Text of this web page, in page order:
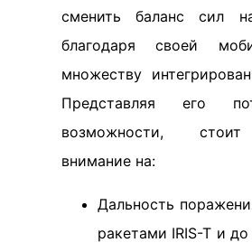
сменить баланс сил
благодаря своей
множеству
Представляя его
возможности,
внимание на:
Дальность
ракетами IRIS-T и